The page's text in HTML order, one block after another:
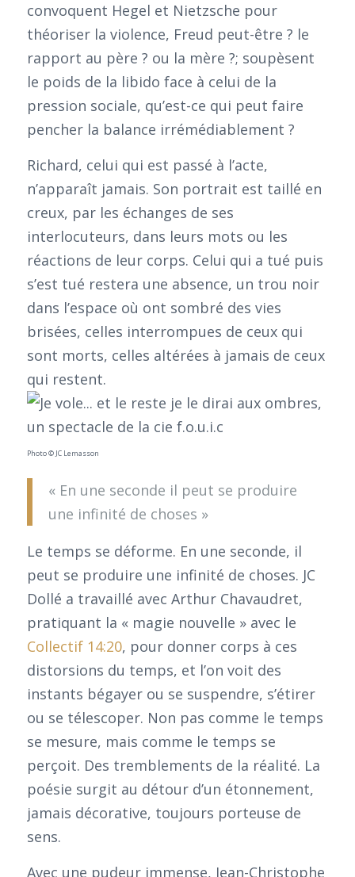
convoquent Hegel et Nietzsche pour
théoriser la violence, Freud peut-être ? le
rapport au père ? ou la mère ?; soupèsent
le poids de la libido face à celui de la
pression sociale, qu’est-ce qui peut faire
pencher la balance irrémédiablement ?
Richard, celui qui est passé à l’acte,
n’apparaît jamais. Son portrait est taillé en
creux, par les échanges de ses
interlocuteurs, dans leurs mots ou les
réactions de leur corps. Celui qui a tué puis
s’est tué restera une absence, un trou noir
dans l’espace où ont sombré des vies
brisées, celles interrompues de ceux qui
sont morts, celles altérées à jamais de ceux
qui restent.
Photo © JC Lemasson
« En une seconde il peut se produire
une infinité de choses »
Le temps se déforme. En une seconde, il
peut se produire une infinité de choses. JC
Dollé a travaillé avec Arthur Chavaudret,
pratiquant la « magie nouvelle » avec le
Collectif 14:20, pour donner corps à ces
distorsions du temps, et l’on voit des
instants bégayer ou se suspendre, s’étirer
ou se télescoper. Non pas comme le temps
se mesure, mais comme le temps se
perçoit. Des tremblements de la réalité. La
poésie surgit au détour d’un étonnement,
jamais décorative, toujours porteuse de
sens.
Avec une pudeur immense, Jean-Christophe